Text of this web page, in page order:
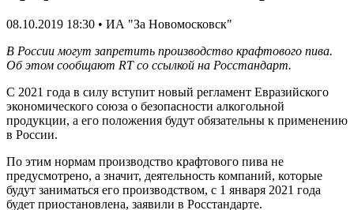
08.10.2019 18:30 • ИА "За Новомосковск"
В России могут запретить производство крафтового пива.
Об этом сообщают RT со ссылкой на Росстандарт.
С 2021 года в силу вступит новый регламент Евразийского
экономического союза о безопасности алкогольной
продукции, а его положения будут обязательны к применению
в России.
По этим нормам производство крафтового пива не
предусмотрено, а значит, деятельность компаний, которые
будут заниматься его производством, с 1 января 2021 года
будет приостановлена, заявили в Росстандарте.